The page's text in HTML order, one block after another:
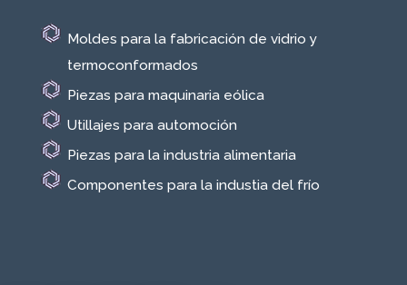
Moldes para la fabricación de vidrio y
termoconformados
Piezas para maquinaria eólica
Utillajes para automoción
Piezas para la industria alimentaria
Componentes para la industia del frío